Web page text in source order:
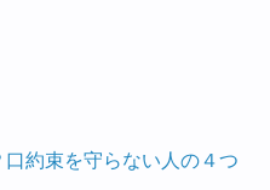
約束を守らない人の４つ